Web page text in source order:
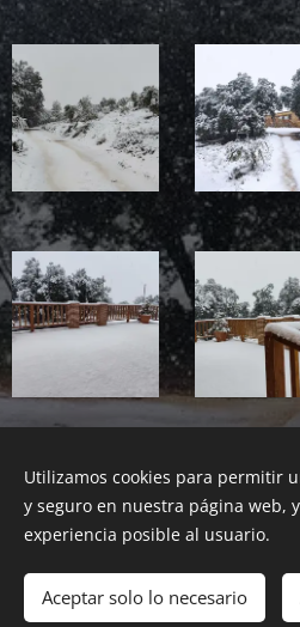
Casa Rural La
Nº Registro turismo
Todos los derechos
Creado con
Utilizamos cookies para permitir
y seguro en nuestra página web,
experiencia posible al usuario.
Aceptar solo lo necesario